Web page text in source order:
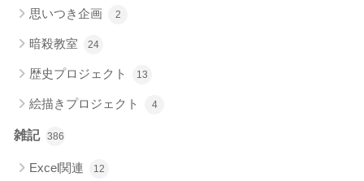
思いつき企画 2
暗殺教室 24
歴史プロジェクト 13
絵描きプロジェクト 4
雑記 386
Excel関連 12